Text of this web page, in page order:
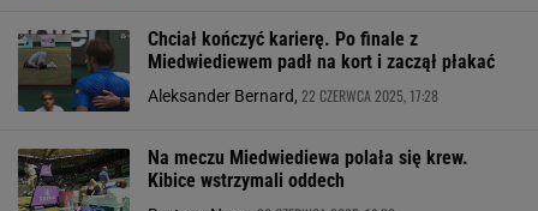
Chciał kończyć karierę. Po finale z
Miedwiediewem padł na kort i zaczął płakać
Aleksander Bernard, 22 CZERWCA 2025, 17:28
Na meczu Miedwiediewa polała się krew.
Kibice wstrzymali oddech